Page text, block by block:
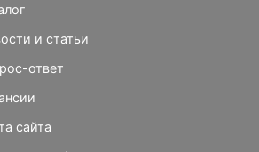
и статьи
ответ
сайта